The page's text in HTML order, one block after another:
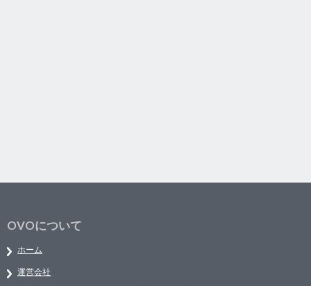
OVOについて
ホーム
運営会社